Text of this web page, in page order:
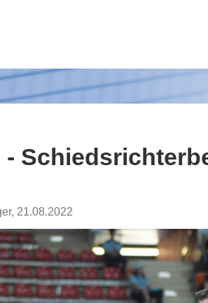
, 21.08.2022